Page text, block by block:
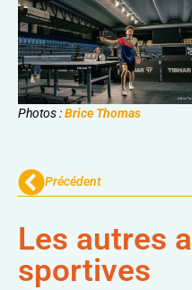
Photos :Brice Thomas
Précédent
Les autres
sportives